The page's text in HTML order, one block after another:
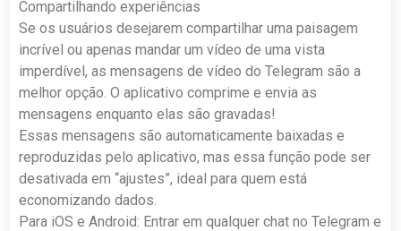
Compartilhando experiências
Se os usuários desejarem compartilhar uma paisagem
incrível ou apenas mandar um vídeo de uma vista
imperdível, as mensagens de vídeo do Telegram são a
melhor opção. O aplicativo comprime e envia as
mensagens enquanto elas são gravadas!
Essas mensagens são automaticamente baixadas e
reproduzidas pelo aplicativo, mas essa função pode ser
desativada em “ajustes”, ideal para quem está
economizando dados.
Para iOS e Android: Entrar em qualquer chat no Telegram e